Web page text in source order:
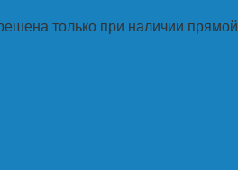
только при наличии прямой